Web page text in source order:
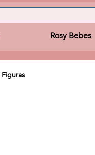
Rosy Bebes
Figuras